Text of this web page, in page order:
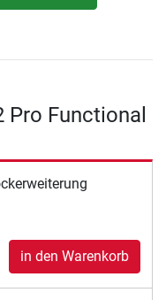
Functional
in den Warenkorb